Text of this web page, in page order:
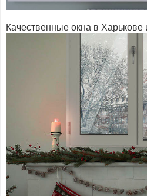
Качественные окна в Харькове